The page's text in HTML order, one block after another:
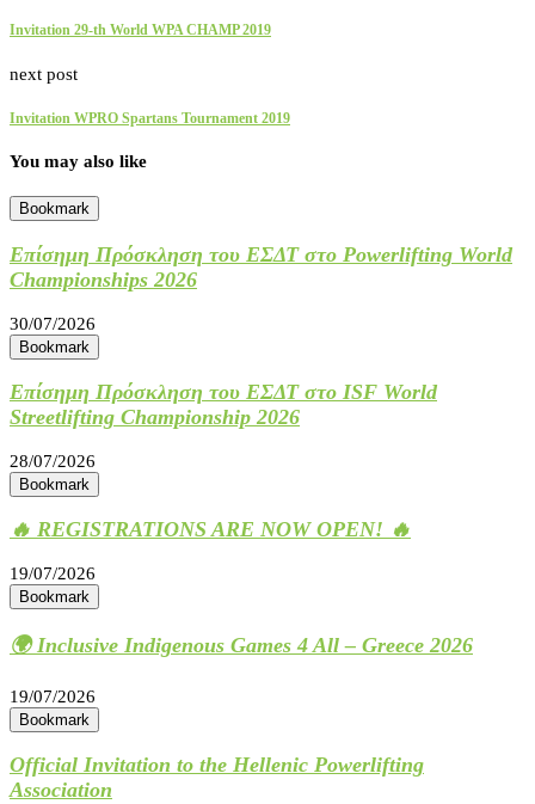
Invitation 29-th World WPA CHAMP 2019
next post
Invitation WPRO Spartans Tournament 2019
You may also like
Bookmark
Επίσημη Πρόσκληση του ΕΣΔΤ στο Powerlifting World
Championships 2026
30/07/2026
Bookmark
Επίσημη Πρόσκληση του ΕΣΔΤ στο ISF World
Streetlifting Championship 2026
28/07/2026
Bookmark
🔥 REGISTRATIONS ARE NOW OPEN! 🔥
19/07/2026
Bookmark
🌍 Inclusive Indigenous Games 4 All – Greece 2026
19/07/2026
Bookmark
Official Invitation to the Hellenic Powerlifting
Association